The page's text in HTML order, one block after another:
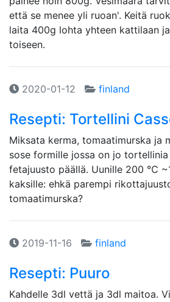
että se menee yli ruoan'. Keitä
laita 400g lohta yhteen kattilaan
toiseen.
2020-01-12 finland
Resepti: Tortellini
Miksata kerma, tomaatimurska ja
sose formille jossa on jo
fetajuusto päällä. Uunille 200 ℃
kaksille: ehkä parempi
tomaatimurska?
2019-11-16 finland
Resepti: Puuro
Kahdelle 3dl vettä ja 3dl maitoa.